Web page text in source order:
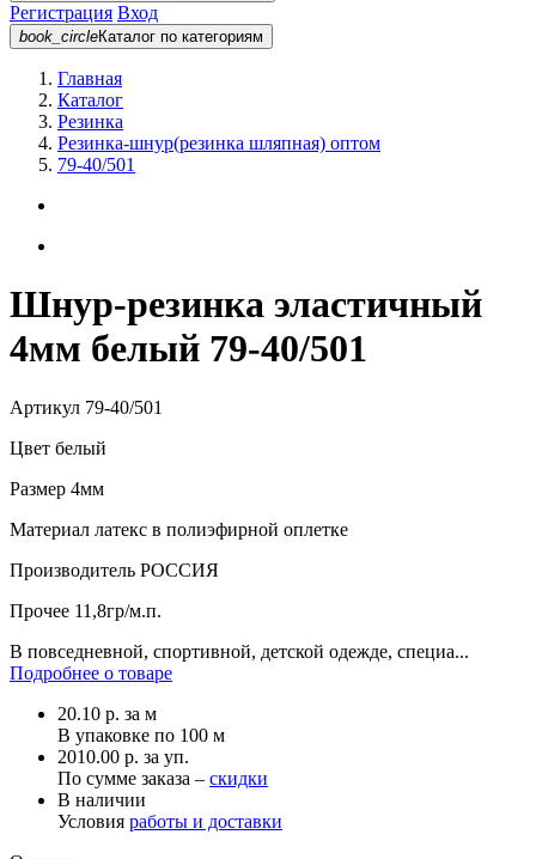
Регистрация Вход
book_circleКаталог по категориям
Главная
Каталог
Резинка
Резинка-шнур(резинка шляпная) оптом
79-40/501
Шнур-резинка эластичный
4мм белый 79-40/501
Артикул 79-40/501
Цвет белый
Размер 4мм
Материал латекс в полиэфирной оплетке
Производитель РОССИЯ
Прочее 11,8гр/м.п.
В повседневной, спортивной, детской одежде, специа...
Подробнее о товаре
20.10 р. за м
В упаковке по 100 м
2010.00 р. за уп.
По сумме заказа – скидки
В наличии
Условия работы и доставки